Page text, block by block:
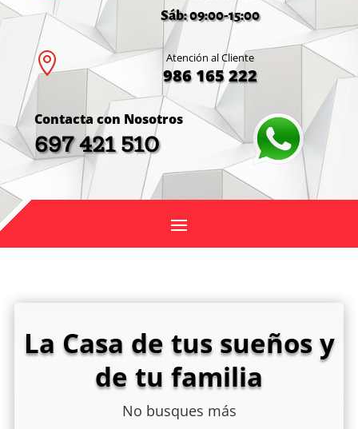
Sáb: 09:00-15:00
 Atención al Cliente
986 165 222
Contacta con Nosotros
697 421 510
La Casa de tus sueños y
de tu familia
No busques más